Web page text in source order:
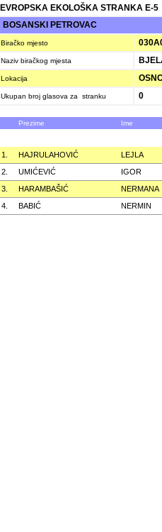
EVROPSKA EKOLOŠKA STRANKA E-5
BOSANSKI PETROVAC
Biračko mjesto
Naziv biračkog mjesta
Lokacija
Ukupan broj glasova za stranku 0
Prezime Ime
1. HAJRULAHOVIĆ
LEJLA
2.
UMIĆEVIĆ
IGOR
3.
HARAMBAŠIĆ
NERMANA
4.
BABIĆ NERMIN